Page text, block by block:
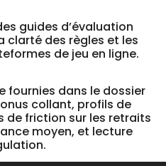
guides d’évaluation
clarté des règles et les
de jeu en ligne.
fournies dans le dossier
collant, profils de
de friction sur les retraits
moyen, et lecture